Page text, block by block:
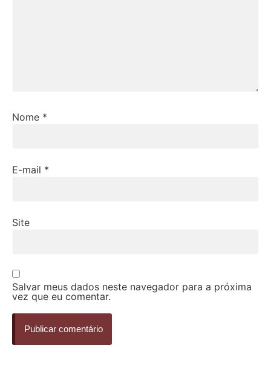
Nome *
E-mail *
Site
Salvar meus dados neste navegador para a próxima
vez que eu comentar.